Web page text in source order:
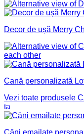
Decor de ușă Merry
Cană personalizată
Vezi toate produsele
ta